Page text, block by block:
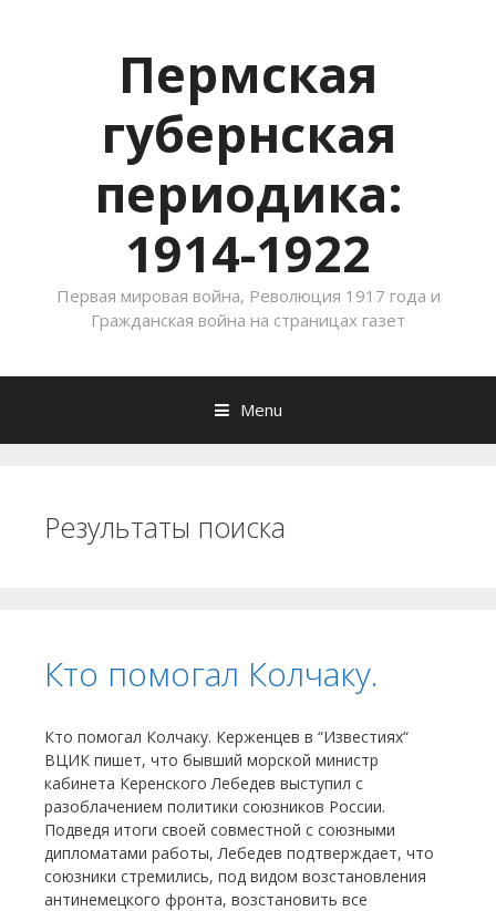
Пермская
губернская
периодика:
1914-1922
Первая мировая война, Революция 1917 года и
Гражданская война на страницах газет
Menu
Результаты поиска
Кто помогал Колчаку.
Кто помогал Колчаку. Керженцев в “Известиях“
ВЦИК пишет, что бывший морской министр
кабинета Керенского Лебедев выступил с
разоблачением политики союзников России.
Подведя итоги своей совместной с союзными
дипломатами работы, Лебедев подтверждает, что
союзни­ки стремились, под видом возстановления
антинемецкого фронта, возстановить все